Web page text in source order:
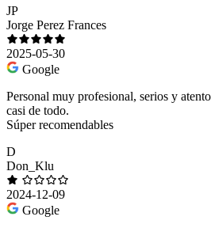
JP
Jorge Perez Frances
2025-05-30
Google
Personal muy profesional, serios y
casi de todo.
Súper recomendables
D
Don_Klu
2024-12-09
Google